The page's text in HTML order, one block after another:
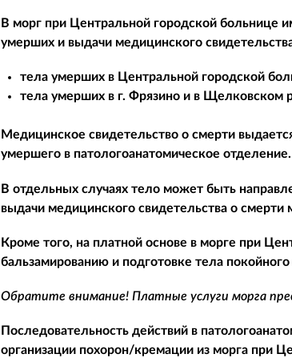
В морг при Центральной городской больнице
умерших и выдачи медицинского
тела умерших в Центральной городской
тела умерших в г. Фрязино и в Щелковском
Медицинское свидетельство о смерти
умершего в патологоанатомическое отделение.
В отдельных случаях тело может быть
выдачи медицинского свидетельства о
Кроме того, на платной основе в морге при
бальзамированию и подготовке тела
Обратите внимание! Платные услуги морга
Последовательность действий в
организации похорон/кремации из морга при